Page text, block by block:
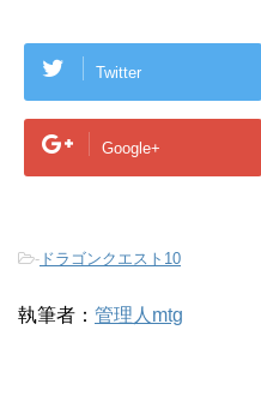
Twitter
Google+
- ドラゴンクエスト10
執筆者： 管理人mtg